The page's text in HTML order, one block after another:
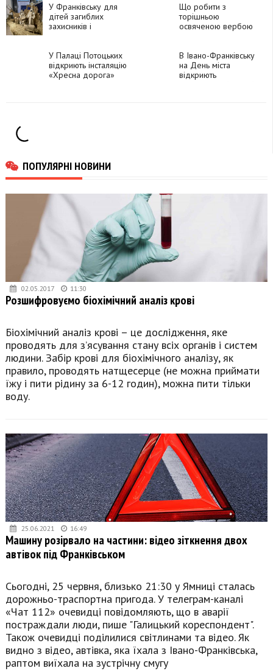
У Франківську для
дітей загиблих
захисників і
забави
Що робити з
торішньою
освяченою вербою
У Палаці Потоцьких
відкриють інсталяцію
«Хресна дорога»
В Івано-Франківську
на День міста
відкриють
ПОПУЛЯРНІ НОВИНИ
02.05.2017 11:30
Розшифровуємо біохімічний аналіз крові
Біохімічний аналіз крові – це дослідження, яке
проводять для з’ясування стану всіх органів і систем
людини. Забір крові для біохімічного аналізу, як
правило, проводять натщесерце (не можна приймати
їжу і пити рідину за 6-12 годин), можна пити тільки
воду.
25.06.2021 16:49
Машину розірвало на частини: відео зіткнення двох
автівок під Франківськом
Сьогодні, 25 червня, близько 21:30 у Ямниці сталась
дорожньо-траспортна пригода. У телеграм-каналі
«Чат 112» очевидці повідомляють, що в аварії
постраждали люди, пише "Галицький кореспондент".
Також очевидці поділилися світлинами та відео. Як
видно з відео, автівка, яка їхала з Івано-Франківська,
раптом виїхала на зустрічну смугу